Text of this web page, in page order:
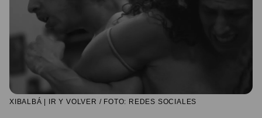
XIBALBÁ | IR Y VOLVER / FOTO: REDES SOCIALES